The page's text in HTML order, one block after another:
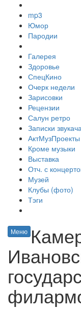
mp3
Юмор
Пародии
Галерея
Здоровье
СпецКино
Очерк недели
Зарисовки
Рецензии
Салун ретро
Записки
АктМузПроекты
Кроме музыки
Выставка
Отч. с
Музей
Клубы (фото)
Тэги
Меню